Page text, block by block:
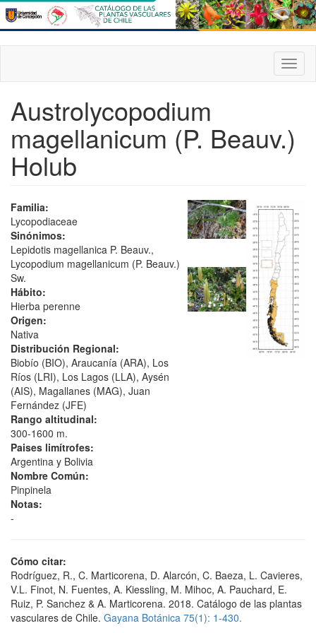
Pasar
al
contenido
principal
Austrolycopodium
magellanicum (P. Beauv.)
Holub
Familia:
Lycopodiaceae
Sinónimos:
Lepidotis magellanica P. Beauv.,
Lycopodium magellanicum (P. Beauv.)
Sw.
Hábito:
Hierba perenne
Origen:
Nativa
Distribución Regional:
Biobío (BIO), Araucanía (ARA), Los
Ríos (LRI), Los Lagos (LLA), Aysén
(AIS), Magallanes (MAG), Juan
Fernández (JFE)
Rango altitudinal:
300-1600 m.
Paises limítrofes:
Argentina y Bolivia
Nombre Común:
Pinpinela
Notas:
-
Cómo citar:
Rodríguez, R., C. Marticorena, D. Alarcón, C. Baeza, L. Cavieres,
V.L. Finot, N. Fuentes, A. Kiessling, M. Mihoc, A. Pauchard, E.
Ruiz, P. Sanchez & A. Marticorena. 2018. Catálogo de las plantas
vasculares de Chile. Gayana Botánica 75(1): 1-430.